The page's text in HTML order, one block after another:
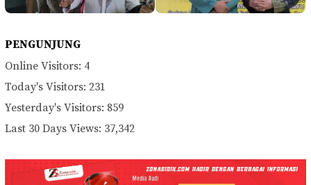
PENGUNJUNG
Online Visitors: 4
Today's Visitors: 231
Yesterday's Visitors: 859
Last 30 Days Views: 37,342